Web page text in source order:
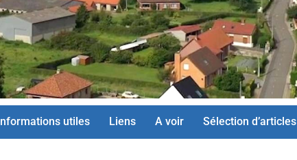
Informations utiles Liens A voir Sélection d’articles